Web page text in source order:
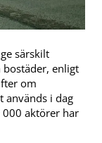
särskilt
enligt
om
används i dag
aktörer har